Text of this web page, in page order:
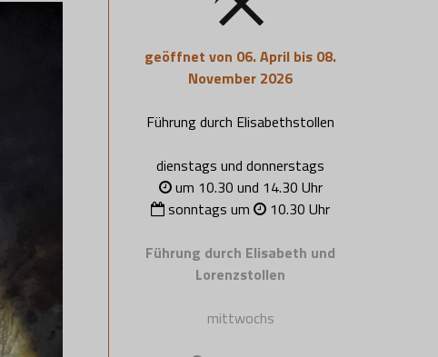
geöffnet von 06. April bis 08.
November 2026
Führung durch Elisabethstollen
dienstags und donnerstags
um 10.30 und 14.30 Uhr
sonntags um
10.30 Uhr
Führung durch Elisabeth und
Lorenzstollen
mittwochs